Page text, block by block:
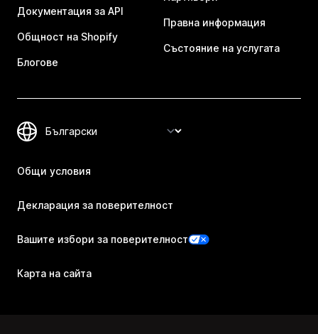
Документация за API
Общност на Shopify
Блогове
Правна информация
Състояние на услугата
Общи условия
Декларация за поверителност
Вашите избори за поверителност
Карта на сайта